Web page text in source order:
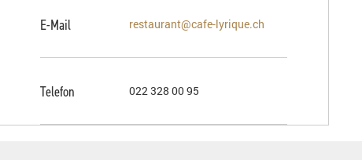
E-Mail restaurant@cafe-lyrique.ch
Telefon 022 328 00 95